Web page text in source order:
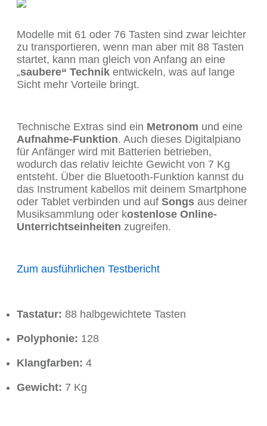
Modelle mit 61 oder 76 Tasten sind zwar leichter
zu transportieren, wenn man aber mit 88 Tasten
startet, kann man gleich von Anfang an eine
„saubere“ Technik entwickeln, was auf lange
Sicht mehr Vorteile bringt.
Technische Extras sind ein Metronom und eine
Aufnahme-Funktion. Auch dieses Digitalpiano
für Anfänger wird mit Batterien betrieben,
wodurch das relativ leichte Gewicht von 7 Kg
entsteht. Über die Bluetooth-Funktion kannst du
das Instrument kabellos mit deinem Smartphone
oder Tablet verbinden und auf Songs aus deiner
Musiksammlung oder kostenlose Online-
Unterrichtseinheiten zugreifen.
Zum ausführlichen Testbericht
Tastatur: 88 halbgewichtete Tasten
Polyphonie: 128
Klangfarben: 4
Gewicht: 7 Kg